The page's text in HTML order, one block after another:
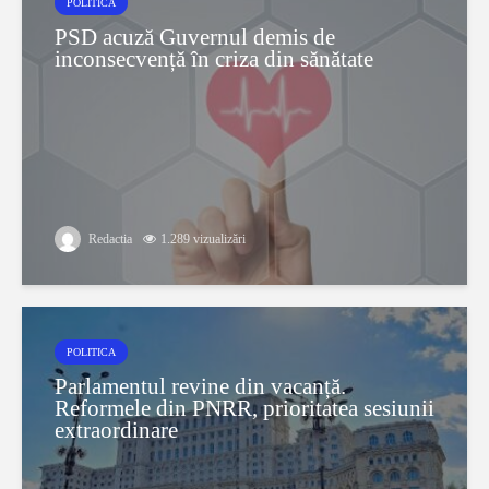
POLITICA
PSD acuză Guvernul demis de
inconsecvență în criza din sănătate
Redactia 1.289 vizualizări
POLITICA
Parlamentul revine din vacanță.
Reformele din PNRR, prioritatea sesiunii
extraordinare